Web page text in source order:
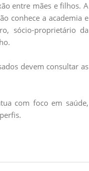
entre mães e filhos. A
conhece a academia e
sócio-proprietário da
devem consultar as
com foco em saúde,